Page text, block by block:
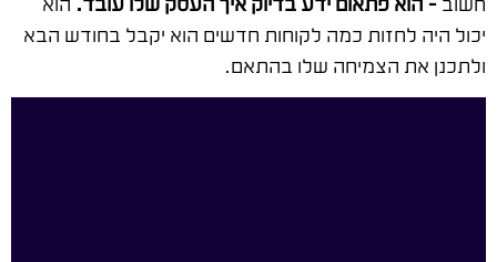
יכול היה לחזות כמה לקוחות חדשים הוא יקבל בחודש הבא
ולתכנן את הצמיחה שלו בהתאם.